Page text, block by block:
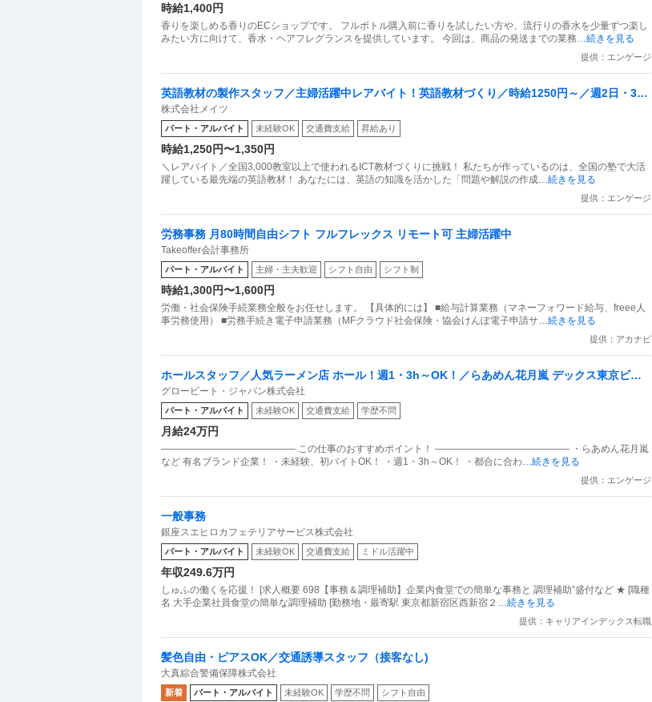
時給1,400円
香りを楽しめる香りのECショップです。 フルボトル購入前に香りを試したい方や、流行りの香水を少量ずつ楽し
みたい方に向けて、香水・ヘアフレグランスを提供しています。 今回は、商品の発送までの業務…続きを見る
提供：エンゲージ
英語教材の製作スタッフ／主婦活躍中レアバイト！英語教材づくり／時給1250円～／週2日・3h
～OK！／高田馬場
株式会社メイツ
パート・アルバイト 未経験OK 交通費支給 昇給あり
時給1,250円〜1,350円
＼レアバイト／全国3,000教室以上で使われるICT教材づくりに挑戦！ 私たちが作っているのは、全国の塾で大活
躍している最先端の英語教材！ あなたには、英語の知識を活かした「問題や解説の作成…続きを見る
提供：エンゲージ
労務事務 月80時間自由シフト フルフレックス リモート可 主婦活躍中
Takeoffer会計事務所
パート・アルバイト 主婦・主夫歓迎 シフト自由 シフト制
時給1,300円〜1,600円
労働・社会保険手続業務全般をお任せします。 【具体的には】 ■給与計算業務（マネーフォワード給与、freee人
事労務使用） ■労務手続き電子申請業務（MFクラウド社会保険・協会けんぽ電子申請サ…続きを見る
提供：アカナビ
ホールスタッフ／人気ラーメン店 ホール！週1・3h～OK！／らあめん花月嵐 デックス東京ビー
チ店
グロービート・ジャパン株式会社
パート・アルバイト 未経験OK 交通費支給 学歴不問
月給24万円
―――――――――――――― この仕事のおすすめポイント！ ―――――――――――――― ・らあめん花月嵐
など 有名ブランド企業！ ・未経験、初バイトOK！ ・週1・3h～OK！ ・都合に合わ…続きを見る
提供：エンゲージ
一般事務
銀座スエヒロカフェテリアサービス株式会社
パート・アルバイト 未経験OK 交通費支給 ミドル活躍中
年収249.6万円
しゅふの働くを応援！ [求人概要 698【事務＆調理補助】企業内食堂での簡単な事務と 調理補助”盛付など ★ [職種
名 大手企業社員食堂の簡単な調理補助 [勤務地・最寄駅 東京都新宿区西新宿２ …続きを見る
提供：キャリアインデックス転職
髪色自由・ピアスOK／交通誘導スタッフ（接客なし)
大真綜合警備保障株式会社
新着 パート・アルバイト 未経験OK 学歴不問 シフト自由